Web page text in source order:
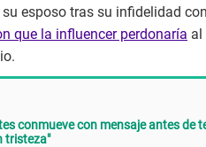
esposo tras su infidelidad con
que la influencer perdonaría al
conmueve con mensaje antes de
tristeza"